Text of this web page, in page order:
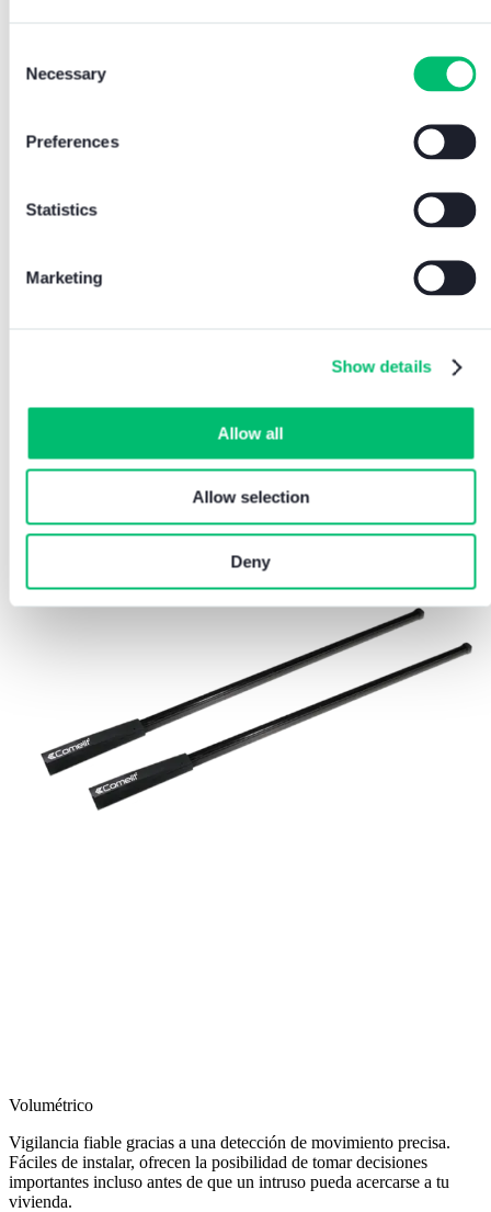
Selection
Necessary
Preferences
Statistics
Marketing
Show details
Allow all
Allow selection
Deny
Volumétrico
Vigilancia fiable gracias a una detección de movimiento precisa.
Fáciles de instalar, ofrecen la posibilidad de tomar decisiones
importantes incluso antes de que un intruso pueda acercarse a tu
vivienda.